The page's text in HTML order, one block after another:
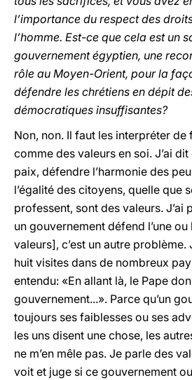
l’importance du respect des
l’homme. Est-ce que cela est un
gouvernement égyptien, une
rôle au Moyen-Orient, pour la
défendre les chrétiens en dépit
démocratiques insuffisantes?
Non, non. Il faut les interpréter de
comme des valeurs en soi. J’ai
paix, défendre l’harmonie des
l’égalité des citoyens, quelle que
professent, sont des valeurs. J’ai
un gouvernement défend l’une ou
valeurs], c’est un autre problème.
huit visites dans de nombreux
entendu: «En allant là, le Pape
gouvernement...». Parce qu’un
toujours ses faiblesses ou ses
les uns disent une chose, les
ne m’en mêle pas. Je parle des
voit et juge si ce gouvernement